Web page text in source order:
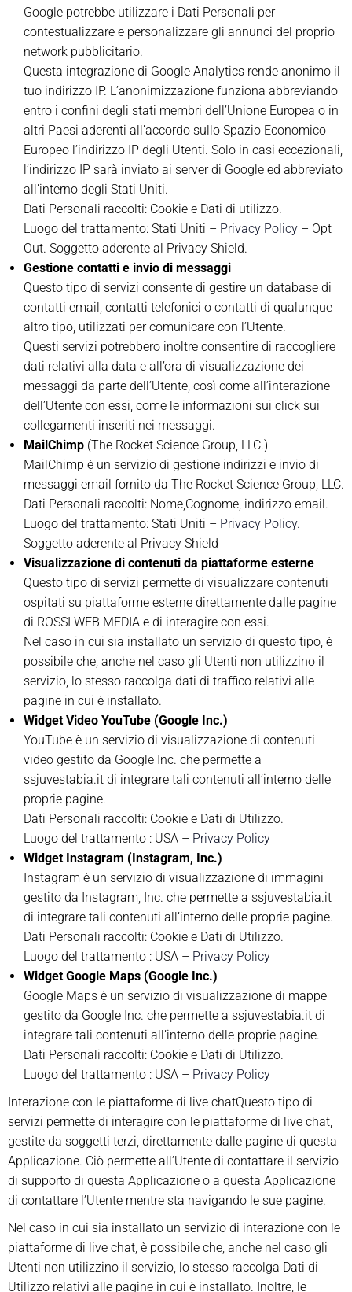
Google potrebbe utilizzare i Dati Personali per
contestualizzare e personalizzare gli annunci del proprio
network pubblicitario.
Questa integrazione di Google Analytics rende anonimo il
tuo indirizzo IP. L’anonimizzazione funziona abbreviando
entro i confini degli stati membri dell’Unione Europea o in
altri Paesi aderenti all’accordo sullo Spazio Economico
Europeo l’indirizzo IP degli Utenti. Solo in casi eccezionali,
l’indirizzo IP sarà inviato ai server di Google ed abbreviato
all’interno degli Stati Uniti.
Dati Personali raccolti: Cookie e Dati di utilizzo.
Luogo del trattamento: Stati Uniti – Privacy Policy – Opt
Out. Soggetto aderente al Privacy Shield.
Gestione contatti e invio di messaggi
Questo tipo di servizi consente di gestire un database di
contatti email, contatti telefonici o contatti di qualunque
altro tipo, utilizzati per comunicare con l’Utente.
Questi servizi potrebbero inoltre consentire di raccogliere
dati relativi alla data e all’ora di visualizzazione dei
messaggi da parte dell’Utente, così come all’interazione
dell’Utente con essi, come le informazioni sui click sui
collegamenti inseriti nei messaggi.
MailChimp (The Rocket Science Group, LLC.)
MailChimp è un servizio di gestione indirizzi e invio di
messaggi email fornito da The Rocket Science Group, LLC.
Dati Personali raccolti: Nome,Cognome, indirizzo email.
Luogo del trattamento: Stati Uniti – Privacy Policy.
Soggetto aderente al Privacy Shield
Visualizzazione di contenuti da piattaforme esterne
Questo tipo di servizi permette di visualizzare contenuti
ospitati su piattaforme esterne direttamente dalle pagine
di ROSSI WEB MEDIA e di interagire con essi.
Nel caso in cui sia installato un servizio di questo tipo, è
possibile che, anche nel caso gli Utenti non utilizzino il
servizio, lo stesso raccolga dati di traffico relativi alle
pagine in cui è installato.
Widget Video YouTube (Google Inc.)
YouTube è un servizio di visualizzazione di contenuti
video gestito da Google Inc. che permette a
ssjuvestabia.it di integrare tali contenuti all’interno delle
proprie pagine.
Dati Personali raccolti: Cookie e Dati di Utilizzo.
Luogo del trattamento : USA – Privacy Policy
Widget Instagram (Instagram, Inc.)
Instagram è un servizio di visualizzazione di immagini
gestito da Instagram, Inc. che permette a ssjuvestabia.it
di integrare tali contenuti all’interno delle proprie pagine.
Dati Personali raccolti: Cookie e Dati di Utilizzo.
Luogo del trattamento : USA – Privacy Policy
Widget Google Maps (Google Inc.)
Google Maps è un servizio di visualizzazione di mappe
gestito da Google Inc. che permette a ssjuvestabia.it di
integrare tali contenuti all’interno delle proprie pagine.
Dati Personali raccolti: Cookie e Dati di Utilizzo.
Luogo del trattamento : USA – Privacy Policy
Interazione con le piattaforme di live chatQuesto tipo di
servizi permette di interagire con le piattaforme di live chat,
gestite da soggetti terzi, direttamente dalle pagine di questa
Applicazione. Ciò permette all’Utente di contattare il servizio
di supporto di questa Applicazione o a questa Applicazione
di contattare l’Utente mentre sta navigando le sue pagine.
Nel caso in cui sia installato un servizio di interazione con le
piattaforme di live chat, è possibile che, anche nel caso gli
Utenti non utilizzino il servizio, lo stesso raccolga Dati di
Utilizzo relativi alle pagine in cui è installato. Inoltre, le